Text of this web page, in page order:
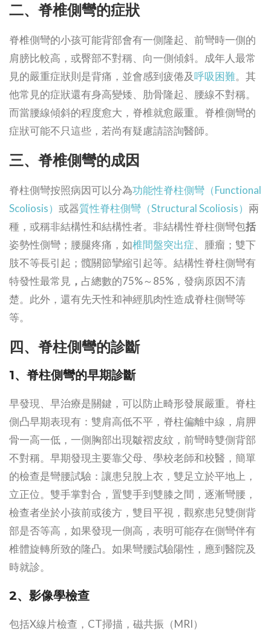
二、脊椎側彎的症狀
脊椎側彎的小孩可能背部會有一側隆起、前彎時一側的
肩膀比較高，或臀部不對稱、向一側傾斜。成年人最常
見的嚴重症狀則是背痛，並會感到疲倦及呼吸困難。其
他常見的症狀還有身高變矮、肋骨隆起、腰線不對稱。
而當腰線傾斜的程度愈大，脊椎就愈嚴重。脊椎側彎的
症狀可能不只這些，若尚有疑慮請諮詢醫師。
三、脊椎側彎的成因
脊柱側彎按照病因可以分為功能性脊柱側彎（Functional
Scoliosis） 或器質性脊柱側彎（Structural Scoliosis） 兩
種，或稱非結構性和結構性者。非結構性脊柱側彎包括
姿勢性側彎；腰腿疼痛，如椎間盤突出症 、腫瘤；雙下
肢不等長引起；髖關節攣縮引起等。結構性脊柱側彎有
特發性最常見 ， 占總數的75%～85%，發病原因不清
楚。此外，還有先天性和神經肌肉性造成脊柱側彎等
等。
四、脊柱側彎的診斷
1、脊柱側彎的早期診斷
早發現、早治療是關鍵，可以防止畸形發展嚴重。脊柱
側凸早期表現有：雙肩高低不平，脊柱偏離中線，肩胛
骨一高一低，一側胸部出現皺褶皮紋，前彎時雙側背部
不對稱。早期發現主要靠父母、學校老師和校醫，簡單
的檢查是彎腰試驗：讓患兒脫上衣，雙足立於平地上，
立正位。雙手掌對合，置雙手到雙膝之間，逐漸彎腰，
檢查者坐於小孩前或後方，雙目平視，觀察患兒雙側背
部是否等高，如果發現一側高，表明可能存在側彎伴有
椎體旋轉所致的隆凸。如果彎腰試驗陽性，應到醫院及
時就診。
2、影像學檢查
包括X線片檢查，CT掃描，磁共振（MRI）